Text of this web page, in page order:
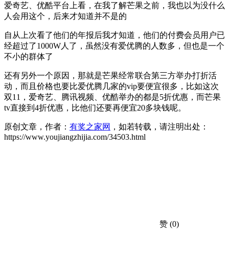
爱奇艺、优酷平台上看，在我了解芒果之前，我也以为没什么
人会用这个，后来才知道并不是的
自从上次看了他们的年报后我才知道，他们的付费会员用户已
经超过了1000W人了，虽然没有爱优腾的人数多，但也是一个
不小的群体了
还有另外一个原因，那就是芒果经常联合第三方举办打折活
动，而且价格也要比爱优腾几家的vip要便宜很多，比如这次
双11，爱奇艺、腾讯视频、优酷举办的都是5折优惠，而芒果
tv直接到4折优惠，比他们还要再便宜20多块钱呢。
原创文章，作者： 有奖之家网 ，如若转载，请注明出处：
https://www.youjiangzhijia.com/34503.html
赞 (0)